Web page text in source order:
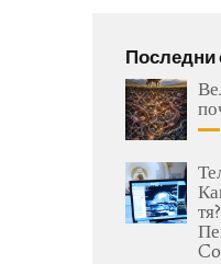
Последни